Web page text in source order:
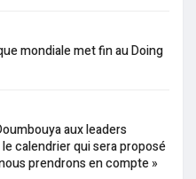
mondiale met fin au Doing
aux leaders
le calendrier qui sera proposé
prendrons en compte »